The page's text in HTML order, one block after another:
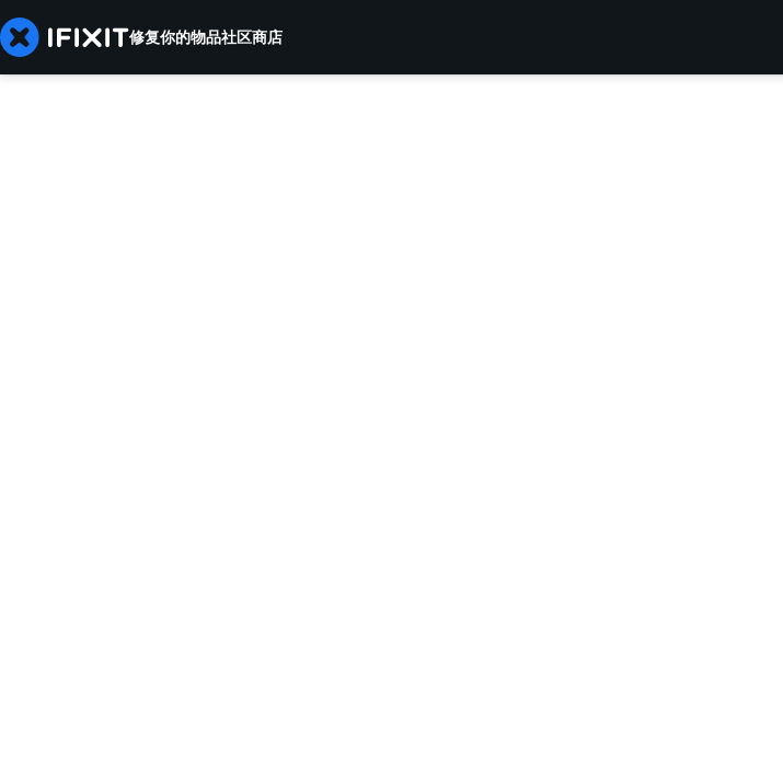
修复你的物品社区商店